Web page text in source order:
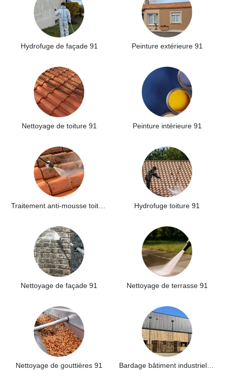
Hydrofuge de façade 91 Peinture extérieure 91
Nettoyage de toiture 91 Peinture intérieure 91
Hydrofuge toiture 91
Nettoyage de façade 91 Nettoyage de terrasse 91
Nettoyage de gouttières 91